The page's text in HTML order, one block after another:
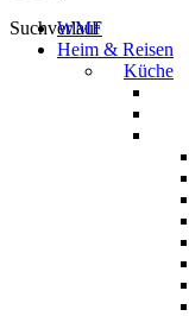
Suchverlauf
WMF
Heim & Reisen
Küche